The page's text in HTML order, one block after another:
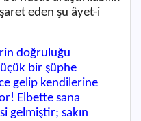
eden şu âyet-i
doğruluğu
bir şüphe
gelip kendilerine
Elbette sana
gelmiştir; sakın